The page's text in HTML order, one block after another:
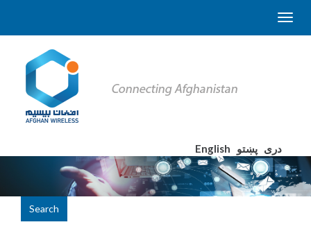
English دری پښتو
Search